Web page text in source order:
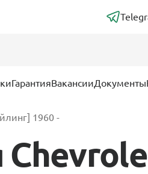
ГарантияВакансииДокументы
1960 -